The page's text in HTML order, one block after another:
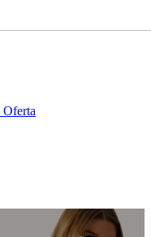
Oferta